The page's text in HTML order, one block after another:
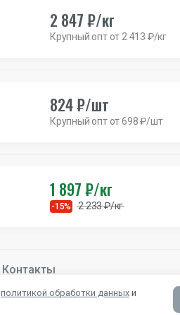
2 847 ₽/кг
Крупный опт от 2 413 ₽/кг
824 ₽/шт
Крупный опт от 698 ₽/шт
1 897 ₽/кг
-15% 2 233 ₽/кг
Контакты
+7 831 283-83-85
политикой обработки данных и